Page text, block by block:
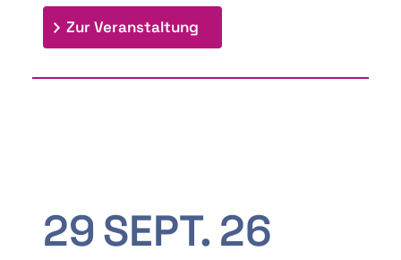
Zur Veranstaltung
29SEPT. 26